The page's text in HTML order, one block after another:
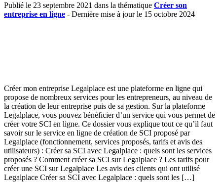
Publié le 23 septembre 2021 dans la thématique Créer son
entreprise en ligne - Dernière mise à jour le 15 octobre 2024
Créer mon entreprise Legalplace est une plateforme en ligne qui
propose de nombreux services pour les entrepreneurs, au niveau de
la création de leur entreprise puis de sa gestion. Sur la plateforme
Legalplace, vous pouvez bénéficier d’un service qui vous permet de
créer votre SCI en ligne. Ce dossier vous explique tout ce qu’il faut
savoir sur le service en ligne de création de SCI proposé par
Legalplace (fonctionnement, services proposés, tarifs et avis des
utilisateurs) : Créer sa SCI avec Legalplace : quels sont les services
proposés ? Comment créer sa SCI sur Legalplace ? Les tarifs pour
créer une SCI sur Legalplace Les avis des clients qui ont utilisé
Legalplace Créer sa SCI avec Legalplace : quels sont les […]